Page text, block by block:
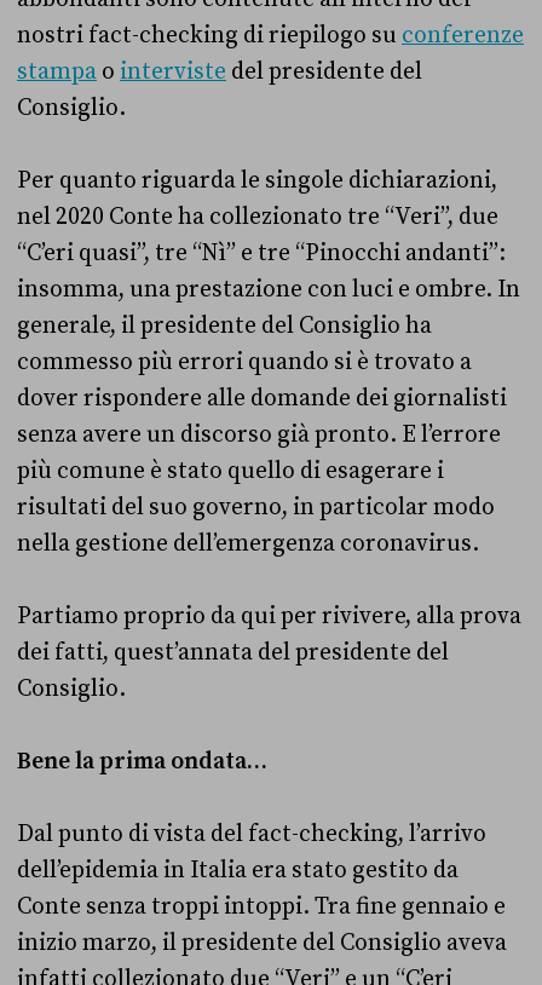
nostri fact-checking di riepilogo su conferenze
stampa o interviste del presidente del
Consiglio.
Per quanto riguarda le singole dichiarazioni,
nel 2020 Conte ha collezionato tre “Veri”, due
“C’eri quasi”, tre “Nì” e tre “Pinocchi andanti”:
insomma, una prestazione con luci e ombre. In
generale, il presidente del Consiglio ha
commesso più errori quando si è trovato a
dover rispondere alle domande dei giornalisti
senza avere un discorso già pronto. E l’errore
più comune è stato quello di esagerare i
risultati del suo governo, in particolar modo
nella gestione dell’emergenza coronavirus.
Partiamo proprio da qui per rivivere, alla prova
dei fatti, quest’annata del presidente del
Consiglio.
Bene la prima ondata…
Dal punto di vista del fact-checking, l’arrivo
dell’epidemia in Italia era stato gestito da
Conte senza troppi intoppi. Tra fine gennaio e
inizio marzo, il presidente del Consiglio aveva
infatti collezionato due “Veri” e un “C’eri